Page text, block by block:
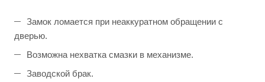
Замок ломается при неаккуратном обращении с
дверью.
Возможна нехватка смазки в механизме.
Заводской брак.